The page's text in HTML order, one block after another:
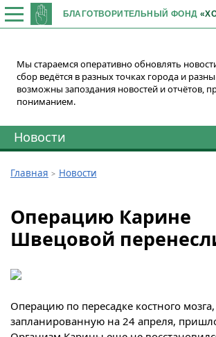
БЛАГОТВОРИТЕЛЬНЫЙ ФОНД
Мы стараемся оперативно обновлять
сбор ведётся в разных точках города и
возможны запоздания новостей и отчётов,
пониманием.
Новости
Главная Новости
Операцию Карине
Швецовой
Операцию по пересадке костного мозга,
запланированную на 24 апреля,